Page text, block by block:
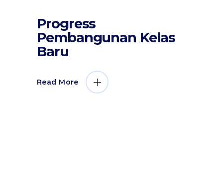
Berita Dan Informasi
Progress
Pembangunan Kelas
Baru
Read More